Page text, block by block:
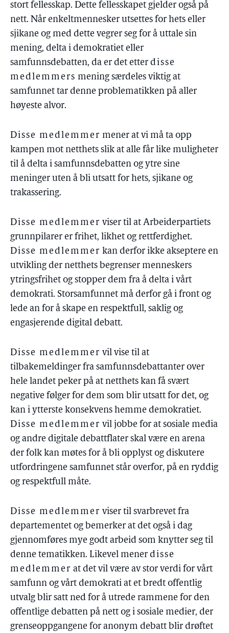
stort fellesskap. Dette fellesskapet gjelder også på
nett. Når enkeltmennesker utsettes for hets eller
sjikane og med dette vegrer seg for å uttale sin
mening, delta i demokratiet eller
samfunnsdebatten, da er det etter disse
medlemmers mening særdeles viktig at
samfunnet tar denne problematikken på aller
høyeste alvor.
Disse medlemmer mener at vi må ta opp
kampen mot netthets slik at alle får like muligheter
til å delta i samfunnsdebatten og ytre sine
meninger uten å bli utsatt for hets, sjikane og
trakassering.
Disse medlemmer viser til at Arbeiderpartiets
grunnpilarer er frihet, likhet og rettferdighet.
Disse medlemmer kan derfor ikke akseptere en
utvikling der netthets begrenser menneskers
ytringsfrihet og stopper dem fra å delta i vårt
demokrati. Storsamfunnet må derfor gå i front og
lede an for å skape en respektfull, saklig og
engasjerende digital debatt.
Disse medlemmer vil vise til at
tilbakemeldinger fra samfunnsdebattanter over
hele landet peker på at netthets kan få svært
negative følger for dem som blir utsatt for det, og
kan i ytterste konsekvens hemme demokratiet.
Disse medlemmer vil jobbe for at sosiale media
og andre digitale debattflater skal være en arena
der folk kan møtes for å bli opplyst og diskutere
utfordringene samfunnet står overfor, på en ryddig
og respektfull måte.
Disse medlemmer viser til svarbrevet fra
departementet og bemerker at det også i dag
gjennomføres mye godt arbeid som knytter seg til
denne tematikken. Likevel mener disse
medlemmer at det vil være av stor verdi for vårt
samfunn og vårt demokrati at et bredt offentlig
utvalg blir satt ned for å utrede rammene for den
offentlige debatten på nett og i sosiale medier, der
grenseoppgangene for anonym debatt blir drøftet